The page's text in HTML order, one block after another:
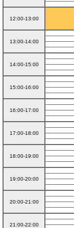
12:00-13:00
13:00-14:00
14:00-15:00
15:00-16:00
16:00-17:00
17:00-18:00
18:00-19:00
19:00-20:00
20:00-21:00
21:00-22:00